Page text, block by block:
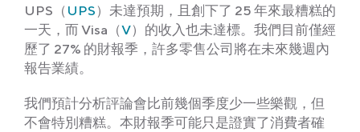
UPS（ UPS ）未達預期，且創下了 25 年來最糟糕的
一天，而 Visa（V）的收入也未達標。我們目前僅經
歷了 27% 的財報季，許多零售公司將在未來幾週內
報告業績。
我們預計分析評論會比前幾個季度少一些樂觀，但
不會特別糟糕。本財報季可能只是證實了消費者確